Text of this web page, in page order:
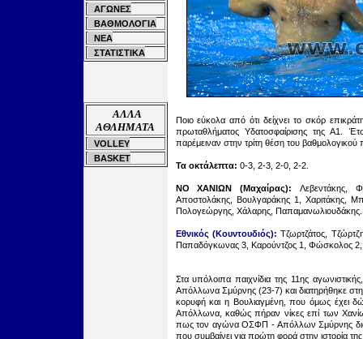
ΑΓΩΝΕΣ
ΒΑΘΜΟΛΟΓΙΑ
ΝΕΑ
ΣΤΑΤΙΣΤΙΚΑ
ΑΛΛΑ
ΑΘΛΗΜΑΤΑ
VOLLEY
BASKET
Ποιο εύκολα από ότι δείχνει το σκόρ
πρωταθλήματος Υδατοσφαίρισης της Α1.
παρέμειναν στην τρίτη θέση του βαθμολογικού
Τα οκτάλεπτα: 0-3, 2-3, 2-0, 2-2.
ΝΟ ΧΑΝΙΩΝ (Μαχαίρας):
Λεβεντάκης,
Αποστολάκης, Βουλγαράκης 1, Χαριτάκης,
Πολογεώργης, Χάλαρης, Παπαμανωλιουδάκης.
Εθνικός (Κουντουδιός): Τζωρτζάτος,
Παπαδόγκωνας 3, Καρούντζος 1, Φώσκολος 2,
Στα υπόλοιπα παιχνίδια της 11ης
Απόλλωνα Σμύρνης (23-7) και διατηρήθηκε
κορυφή και η Βουλιαγμένη, που όμως έχει
Απόλλωνα, καθώς πήραν νίκες επί των Χανίων
πως τον αγώνα ΟΣΦΠ - Απόλλων Σμύρνης
που συμβαίνει για πρώτη φορά στην ιστορία